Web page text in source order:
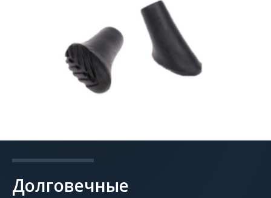
Долговечные